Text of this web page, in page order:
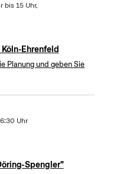
bis 15 Uhr,
Ehrenfeld
Planung und geben Sie
Uhr
Spengler"